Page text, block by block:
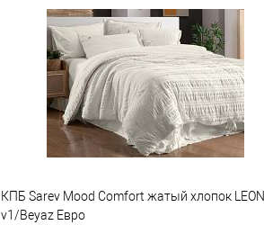
Купить в 1 клик
Сравнение
В избранное
В наличии
КПБ Sarev Mood Comfort жатый хлопок LEON
v1/Beyaz Евро